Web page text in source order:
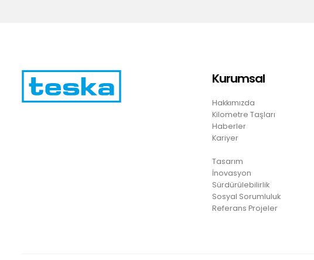
Kurumsal
Hakkımızda
Kilometre Taşları
Haberler
Kariyer
Tasarım
İnovasyon
Sürdürülebilirlik
Sosyal Sorumluluk
Referans Projeler